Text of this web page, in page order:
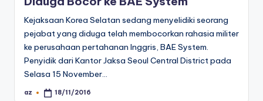
Kejaksaan Korea Selatan sedang menyelidiki seorang
pejabat yang diduga telah membocorkan rahasia militer
ke perusahaan pertahanan Inggris, BAE System.
Penyidik dari Kantor Jaksa Seoul Central District pada
Selasa 15 November…
Posted
az 18/11/2016